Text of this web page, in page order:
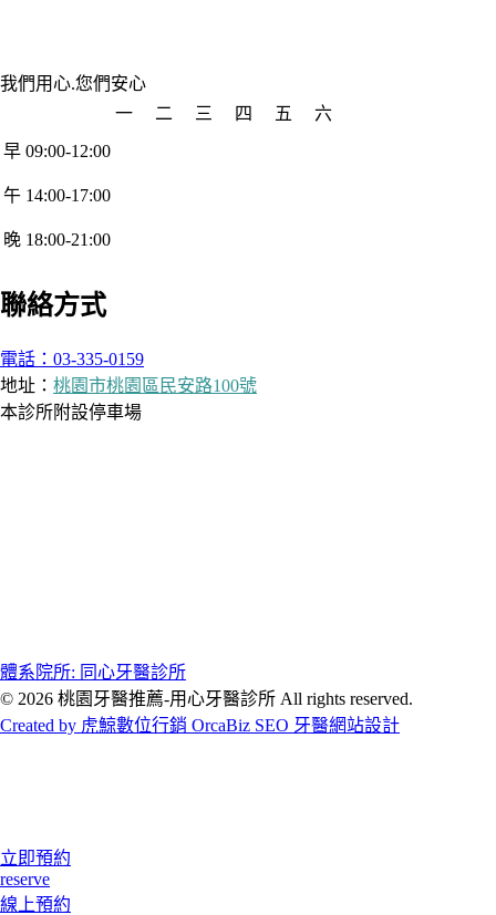
我們用心.您們安心
一
二 三 四 五
六
早 09:00-12:00
午 14:00-17:00
晚 18:00-21:00
聯絡方式
電話：03-335-0159
地址： 桃園市桃園區民安路100號
本診所附設停車場
體系院所: 同心牙醫診所
© 2026 桃園牙醫推薦-用心牙醫診所 All rights reserved.
Created by 虎鯨數位行銷 OrcaBiz SEO 牙醫網站設計
立即預約
reserve
線上預約